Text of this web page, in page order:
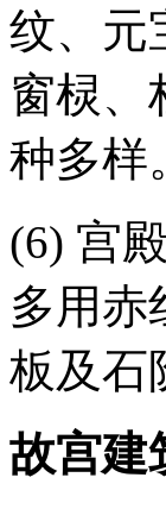
纹、元
窗棂、
种多样
(6) 宫
多用赤
板及石
故宫建